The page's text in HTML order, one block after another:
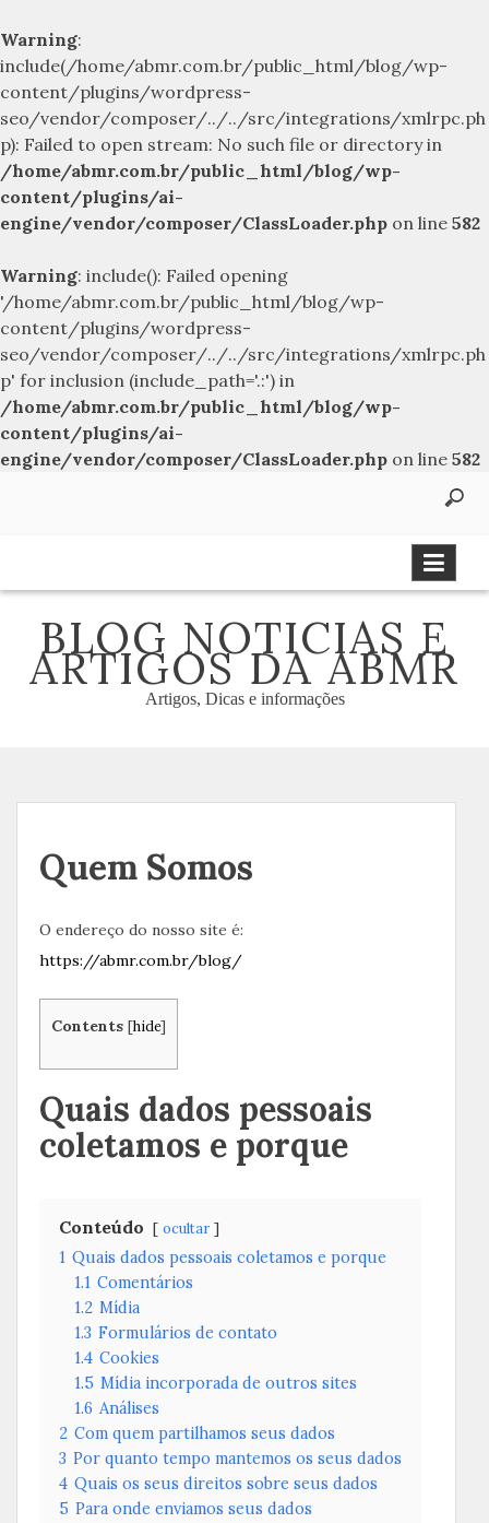
Warning:
include(/home/abmr.com.br/public_html/blog/wp-
content/plugins/wordpress-
seo/vendor/composer/../../src/integrations/xmlrpc.ph
p): Failed to open stream: No such file or directory in
/home/abmr.com.br/public_html/blog/wp-
content/plugins/ai-
engine/vendor/composer/ClassLoader.php on line 582
Warning: include(): Failed opening
'/home/abmr.com.br/public_html/blog/wp-
content/plugins/wordpress-
seo/vendor/composer/../../src/integrations/xmlrpc.ph
p' for inclusion (include_path='.:') in
/home/abmr.com.br/public_html/blog/wp-
content/plugins/ai-
engine/vendor/composer/ClassLoader.php on line 582
BLOG NOTICIAS E
ARTIGOS DA ABMR
Artigos, Dicas e informações
Quem Somos
O endereço do nosso site é:
https://abmr.com.br/blog/
Contents [hide]
Quais dados pessoais
coletamos e porque
Conteúdo ocultar
1 Quais dados pessoais coletamos e porque
1.1 Comentários
1.2 Mídia
1.3 Formulários de contato
1.4 Cookies
1.5 Mídia incorporada de outros sites
1.6 Análises
2 Com quem partilhamos seus dados
3 Por quanto tempo mantemos os seus dados
4 Quais os seus direitos sobre seus dados
5 Para onde enviamos seus dados